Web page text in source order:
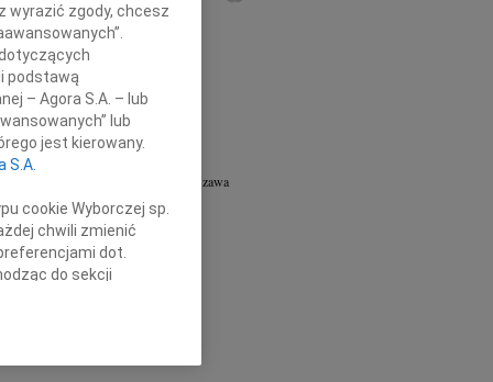
Butruk 05.08.2026Warszawa
Warszawa
Fikus 05.08.2026
Poznań
Falkowski05.08.2026
cała Polska
Opole
Bydgoszcz
Warszawa
Warszawa
Warszawa
wyrazić zgody, chcesz
podstawą
– Agora S.A. – lub
lub
jest kierowany.
S.A.
cookie Wyborczej sp.
chwili zmienić
dot.
do sekcji
przeglądarki.
identyfikacji.